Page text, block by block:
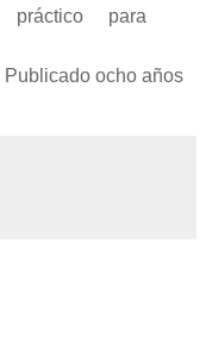
para
Publicado ocho años